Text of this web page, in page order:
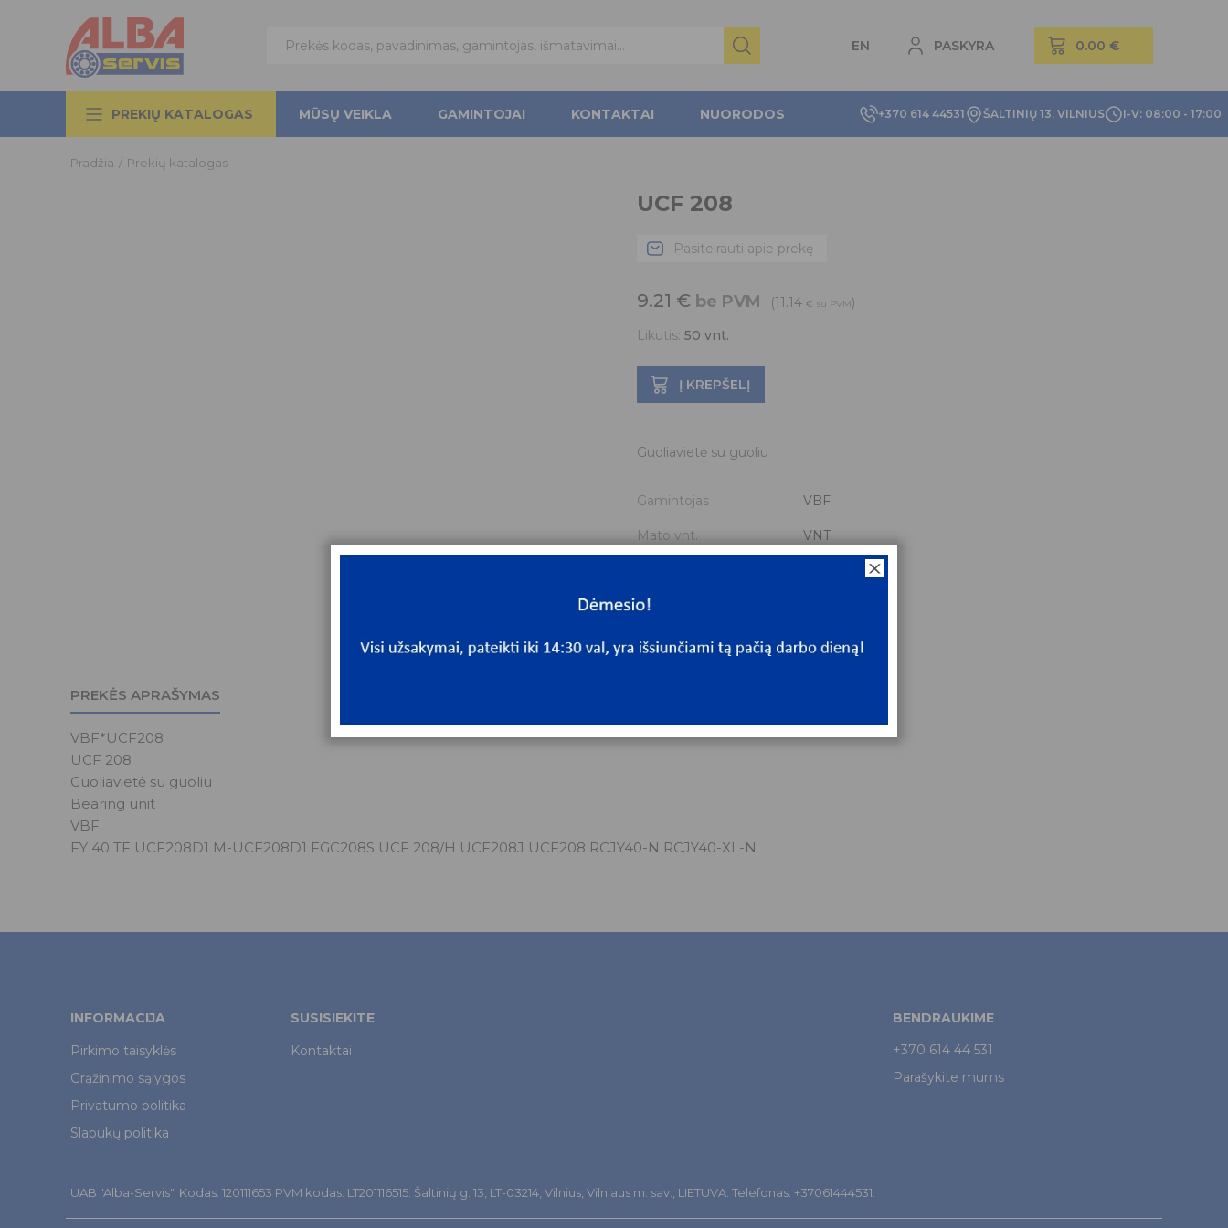
EN PASKYRA
+370 614 44531 ŠALTINIŲ 13, VILNIUS I-V: 08:00 - 17:00
PREKIŲ KATALOGAS MŪSŲ VEIKLA GAMINTOJAI KONTAKTAI NUORODOS
Pradžia / Prekių katalogas
UCF 208
Pasiteirauti apie prekę
9.21 € be PVM (11.14 € su PVM)
Likutis: 50 vnt.
Į KREPŠELĮ
Guoliavietė su guoliu
Gamintojas VBF
Mato vnt. VNT
Mato vnt
PREKĖS APRAŠYMAS
VBF*UCF208
UCF 208
Guoliavietė su guoliu
Bearing unit
VBF
FY 40 TF UCF208D1 M-UCF208D1 FGC208S UCF 208/H UCF208J UCF208 RCJY40-N RCJY40-XL-N
INFORMACIJA
Pirkimo taisyklės
Grąžinimo sąlygos
Privatumo politika
Slapukų politika
SUSISIEKITE
Kontaktai
BENDRAUKIME
+370 614 44 531
Parašykite mums
UAB "Alba-Servis". Kodas: 120111653 PVM kodas: LT201116515. Šaltinių g. 13, LT-03214, Vilnius, Vilniaus m. sav., LIETUVA. Telefonas: +37061444531.